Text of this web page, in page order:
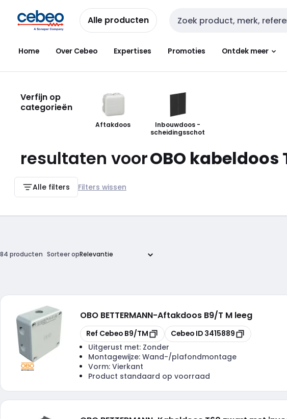
naar
navigatie
naar
inhoud
Alle producten Zoekveld invoer
Home Over Cebeo Expertises Promoties Ontdek meer
Verfijn op
categorieën
Aftakdoos
Inbouwdoos -
scheidingsschot
resultaten voorOBO kabeldoos
Alle filters Filters wissen
84 producten Sorteer op
OBO BETTERMANN-Aftakdoos B9/T M leeg
Kopiëren
Ref Cebeo B9/TM Kopiëren
Cebeo ID 3415889
Uitgerust met: Zonder
Montagewijze: Wand-/plafondmontage
Vorm: Vierkant
Product standaard op voorraad